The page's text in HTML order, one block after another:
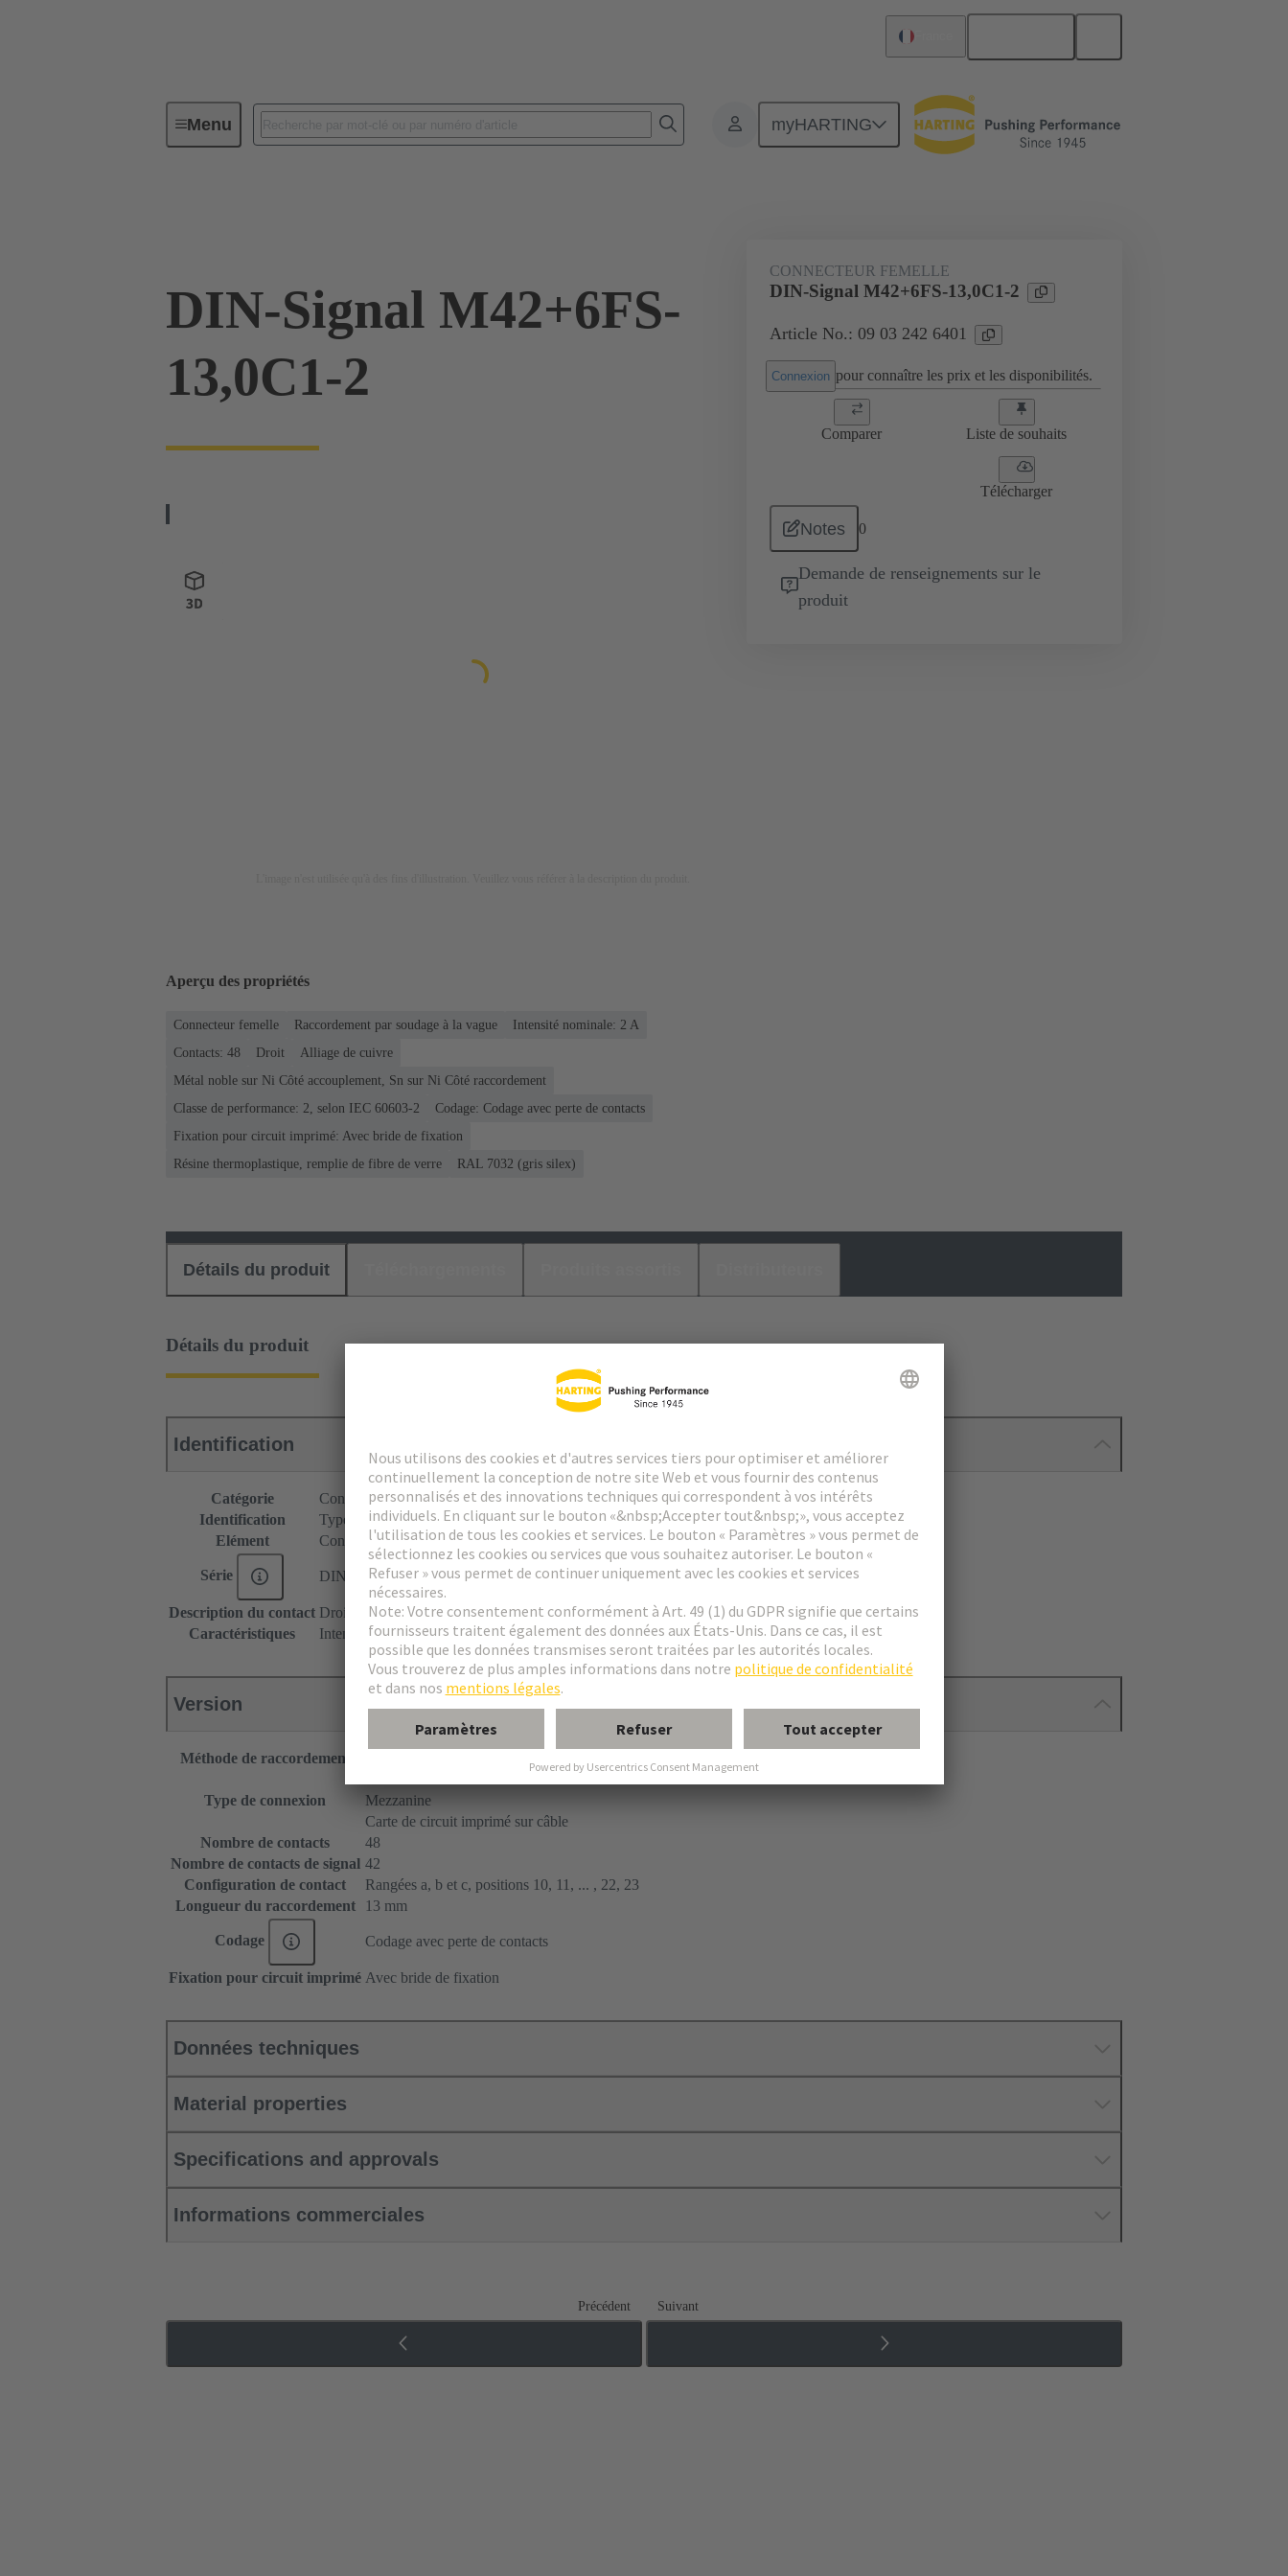
Menu myHARTING
Connectivité d'Equipements Connecteurs carte à carte Produits Raccordement carte mère à carte fille
DIN-Signal M42+6FS-
13,0C1-2
CONNECTEUR FEMELLE
DIN-Signal M42+6FS-13,0C1-2
Article No.: 09 03 242 6401
Connexion pour connaître les prix et les disponibilités.
Comparer Liste de souhaits
Télécharger
Notes 0
Demande de renseignements sur le
produit
Aperçu des propriétés
Connecteur femelle Raccordement par soudage à la vague
Intensité nominale: ‌2 A
Contacts: 48
Droit
Alliage de cuivre
Métal noble sur Ni Côté accouplement, Sn sur Ni Côté raccordement
Classe de performance: 2, selon IEC 60603-2
Codage: Codage avec perte de contacts
Fixation pour circuit imprimé: Avec bride de fixation
Résine thermoplastique, remplie de fibre de verre
RAL 7032 (gris silex)
Détails du produit
Détails du produit
Identification
Catégorie
Connecteurs
Identification
Type M
Elément
Connecteur femelle
Série DIN 41612
Description du contact Droit
Caractéristiques
Intensité nominale des contacts spéciaux : consultez la fiche technique des contacts sélectionnés.
Version
Méthode de raccordement
Type de connexion
Mezzanine
Carte de circuit imprimé sur câble
Nombre de contacts
48
Nombre de contacts de signal 42
Configuration de contact
Rangées a, b et c, positions 10, 11, ... , 22, 23
Longueur du raccordement
13 mm
Codage Codage avec perte de contacts
Fixation pour circuit imprimé Avec bride de fixation
Données techniques
Material properties
Specifications and approvals
Informations commerciales
Précédent Suivant